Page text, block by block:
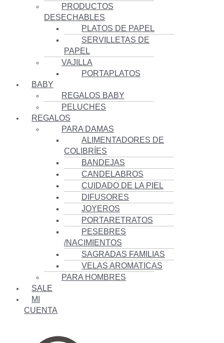
PRODUCTOS
DESECHABLES
PLATOS DE PAPEL
SERVILLETAS DE
PAPEL
VAJILLA
PORTAPLATOS
BABY
REGALOS BABY
PELUCHES
REGALOS
PARA DAMAS
ALIMENTADORES DE
COLIBRÍES
BANDEJAS
CANDELABROS
CUIDADO DE LA PIEL
DIFUSORES
JOYEROS
PORTARETRATOS
PESEBRES
/NACIMIENTOS
SAGRADAS FAMILIAS
VELAS AROMATICAS
PARA HOMBRES
SALE
MI
CUENTA